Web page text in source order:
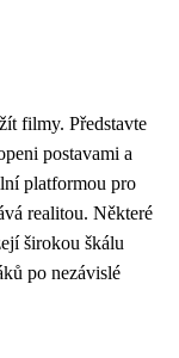
filmy. Představte
postavami a
platformou pro
realitou. Některé
širokou škálu
po nezávislé